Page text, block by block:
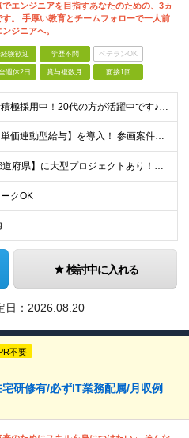
でエンジニアを目指すあなたのための、3ヵ
す。 手厚い教育とチームフォローで一人前
ンジニアへ。
験歓迎 学歴不問 ベテランOK
週休2日 賞与複数月 面接1回
《未経験者積極採用中！20代の方が活躍中です♪》 ◎約4割が実務未経験入社！ ■学歴・職歴は一切問いません！ ■第二新卒の方もお気軽にご相談ください♪ ■入社してから数年は、転勤の可能性があります
当社では【単価連動型給与】を導入！ 参画案件の契約単価に連動して給与が決定。 還元率は単価の【70％～80％】と東証プライム上場グループとして高水準です！（社会保険料・教育コスト含む） ■関東：月給
【全国45都道府県】に大型プロジェクトあり！※ 四国・沖縄を除く 主要勤務地： 北海道/宮城県/栃木県/埼玉県/千葉県/東京都/神奈川県/愛知県/大阪府/京都府/兵庫県/広島県/福岡県/熊本県 ※勤
クOK
検討中に入れる
： 2026.08.20
不要
研修有/必ずIT業務配属/月収例